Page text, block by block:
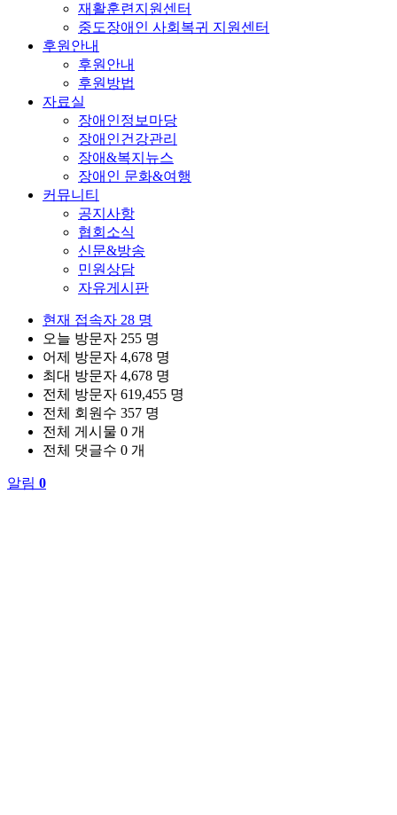
재활훈련지원센터
중도장애인 사회복귀 지원센터
후원안내
후원안내
후원방법
자료실
장애인정보마당
장애인건강관리
장애&복지뉴스
장애인 문화&여행
커뮤니티
공지사항
협회소식
신문&방송
민원상담
자유게시판
현재 접속자 28 명
오늘 방문자 255 명
어제 방문자 4,678 명
최대 방문자 4,678 명
전체 방문자 619,455 명
전체 회원수 357 명
전체 게시물 0 개
전체 댓글수 0 개
알림 0